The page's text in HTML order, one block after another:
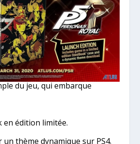
du jeu, qui embarque
en édition limitée.
un thème dynamique sur PS4.